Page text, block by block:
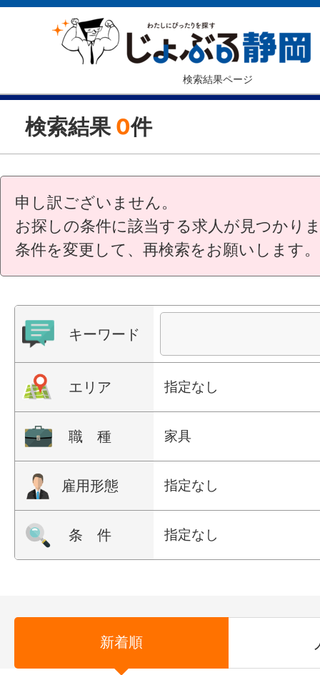
検索結果ページ
検索結果 0件
申し訳ございません。
お探しの条件に該当する求人が見つかり
条件を変更して、再検索をお願いします。
キーワード
エリア 指定なし
職 種 家具
雇用形態 指定なし
条 件 指定なし
新着順